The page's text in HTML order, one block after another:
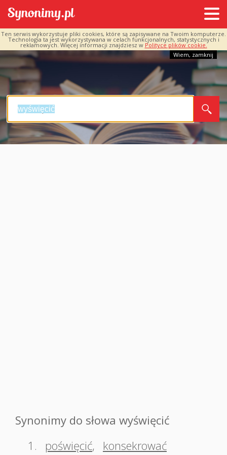
Ten serwis wykorzystuje pliki cookies, które są zapisywane na Twoim komputerze.
Technologia ta jest wykorzystywana w celach funkcjonalnych, statystycznych i
reklamowych. Więcej informacji znajdziesz w Polityce plików cookie.
Wiem, zamknij
Synonimy do słowa wyświęcić
1.
poświęcić, konsekrować